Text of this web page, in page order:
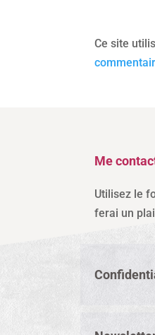
Ce site
Me
Utilisez le
ferai un